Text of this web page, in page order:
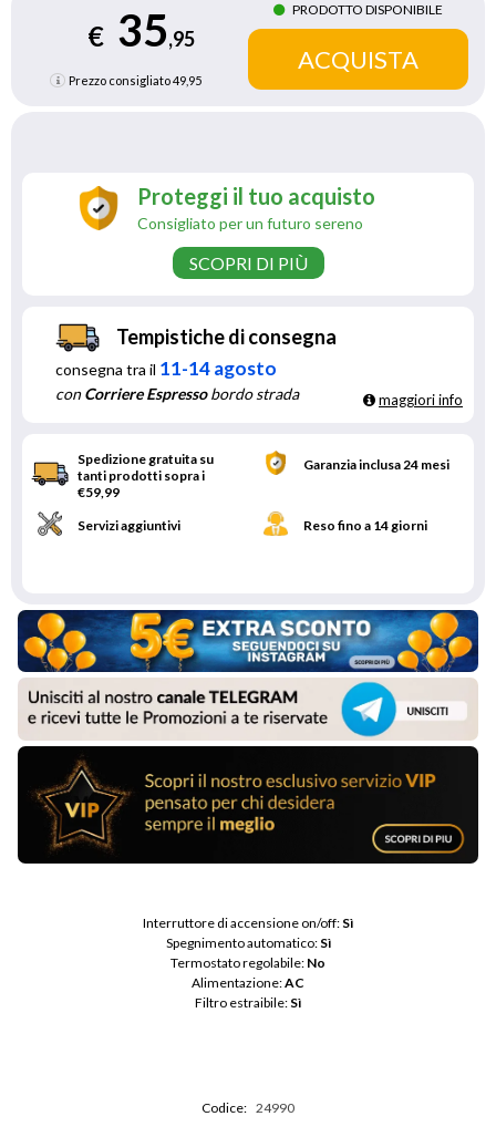
€ 35,95
Prezzo consigliato49,95
PRODOTTO DISPONIBILE
Proteggi il tuo acquisto
Consigliato per un futuro sereno
SCOPRI DI PIÙ
Tempistiche di consegna
consegna tra il 11-14 agosto
conCorriere Espressobordo strada maggiori info
Spedizione gratuita su
tanti prodotti sopra i
€59,99
Garanzia inclusa 24 mesi
Servizi aggiuntivi Reso fino a 14 giorni
Interruttore di accensione on/off: Sì
Spegnimento automatico: Sì
Termostato regolabile: No
Alimentazione: AC
Filtro estraibile: Sì
Codice: 24990